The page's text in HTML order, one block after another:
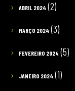
ABRIL 2024 (2)
MARÇO 2024 (3)
FEVEREIRO 2024 (5)
JANEIRO 2024 (1)